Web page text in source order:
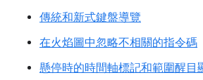
傳統和新式鍵盤導覽
在火焰圖中忽略不相關的指令碼
懸停時的時間軸標記和範圍醒目